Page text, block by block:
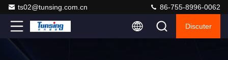
ts02@tunsing.com.cn 86-755-8996-0062
Discuter